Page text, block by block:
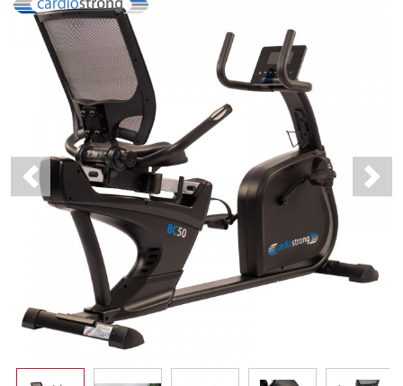
Previous Next